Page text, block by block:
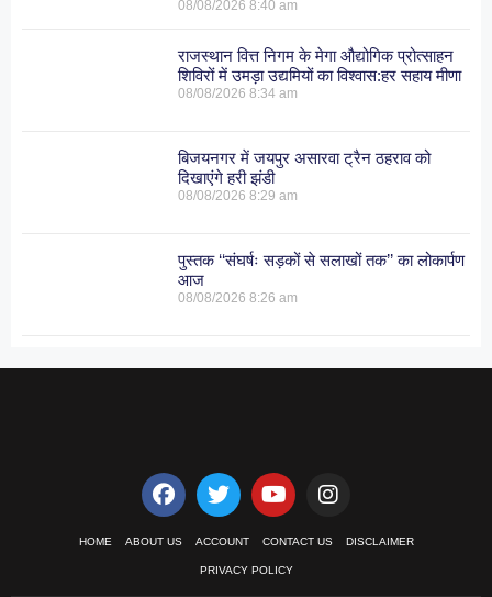
08/08/20268:40 am
राजस्थान वित्त निगम के मेगा औद्योगिक प्रोत्साहन
शिविरों में उमड़ा उद्यमियों का विश्वास:हर सहाय मीणा
08/08/20268:34 am
बिजयनगर में जयपुर असारवा ट्रैन ठहराव को
दिखाएंगे हरी झंडी
08/08/20268:29 am
पुस्तक ‘‘संघर्षः सड़कों से सलाखों तक’’ का लोकार्पण
आज
08/08/20268:26 am
HOME ABOUT US ACCOUNT CONTACT US DISCLAIMER
PRIVACY POLICY